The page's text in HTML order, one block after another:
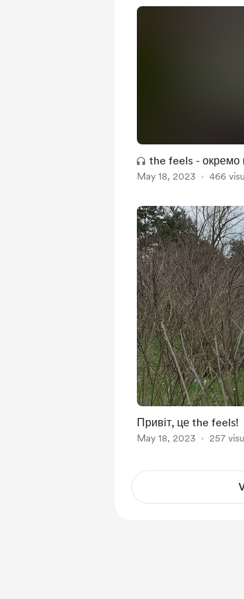
the feels - окремо
May 18, 2023 466
Привіт, це the feels!
May 18, 2023 257